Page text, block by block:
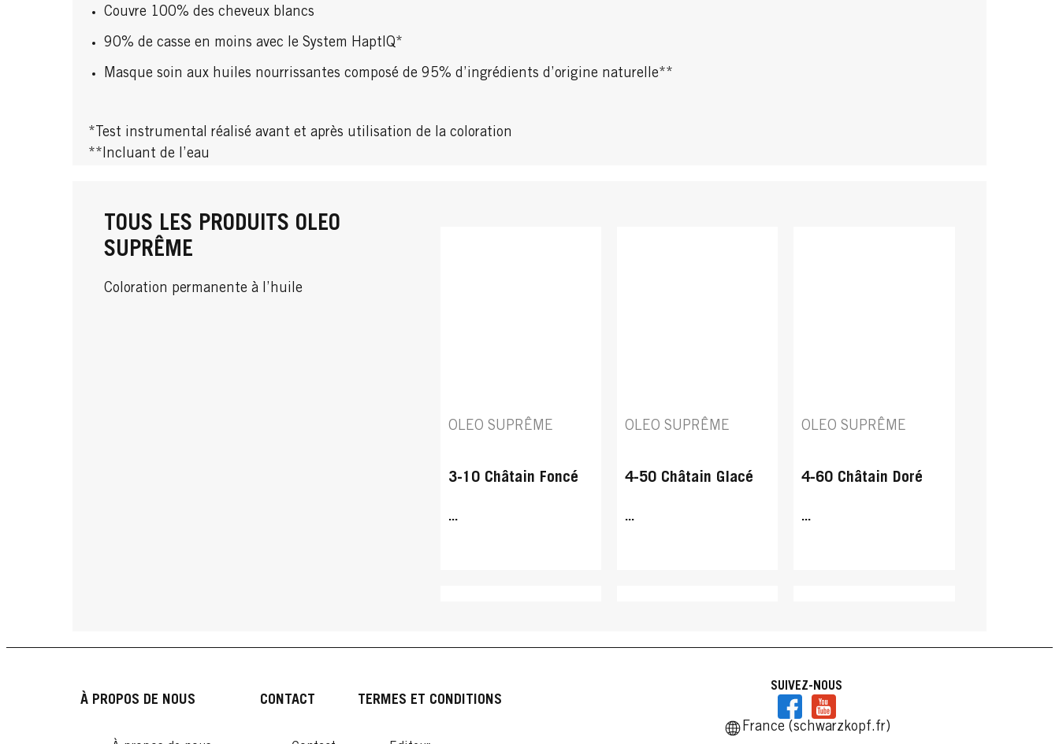
Couvre 100% des cheveux blancs
90% de casse en moins avec le System HaptIQ*
Masque soin aux huiles nourrissantes composé de 95% d’ingrédients d’origine naturelle**
*Test instrumental réalisé avant et après utilisation de la coloration
**Incluant de l’eau
TOUS LES PRODUITS OLEO
SUPRÊME
Coloration permanente à l’huile
OLEO SUPRÊME
3-10 Châtain Foncé
...
OLEO SUPRÊME
4-50 Châtain Glacé
...
OLEO SUPRÊME
4-60 Châtain Doré
...
À PROPOS DE NOUS CONTACT TERMES ET CONDITIONS
SUIVEZ-NOUS
France (schwarzkopf.fr)